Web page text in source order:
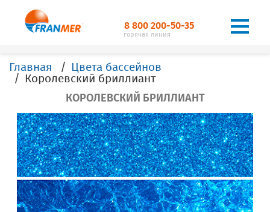
8 800 200-50-35
горячая линия
Главная
Цвета бассейнов
Королевский бриллиант
КОРОЛЕВСКИЙ БРИЛЛИАНТ